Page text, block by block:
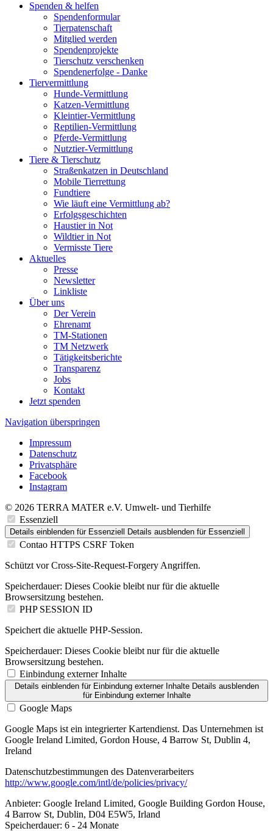
Spenden & helfen
Spendenformular
Tierpatenschaft
Mitglied werden
Spendenprojekte
Tierschutz verschenken
Spendenerfolge - Danke
Tiervermittlung
Hunde-Vermittlung
Katzen-Vermittlung
Kleintier-Vermittlung
Reptilien-Vermittlung
Pferde-Vermittlung
Nutztier-Vermittlung
Tiere & Tierschutz
Straßenkatzen in Deutschland
Mobile Tierrettung
Fundtiere
Wie läuft eine Vermittlung ab?
Erfolgsgeschichten
Haustier in Not
Wildtier in Not
Vermisste Tiere
Aktuelles
Presse
Newsletter
Linkliste
Über uns
Der Verein
Ehrenamt
TM-Stationen
TM Netzwerk
Tätigkeitsberichte
Transparenz
Jobs
Kontakt
Jetzt spenden
Navigation überspringen
Impressum
Datenschutz
Privatsphäre
Facebook
Instagram
© 2026 TERRA MATER e.V. Umwelt- und Tierhilfe
Essenziell
Details einblenden für Essenziell Details ausblenden für Essenziell
Contao HTTPS CSRF Token
Schützt vor Cross-Site-Request-Forgery Angriffen.
Speicherdauer: Dieses Cookie bleibt nur für die aktuelle
Browsersitzung bestehen.
PHP SESSION ID
Speichert die aktuelle PHP-Session.
Speicherdauer: Dieses Cookie bleibt nur für die aktuelle
Browsersitzung bestehen.
Einbindung externer Inhalte
Details einblendenfür Einbindung externer Inhalte Details ausblenden
für Einbindung externer Inhalte
Google Maps
Google Maps ist ein integrierter Kartendienst. Das Unternehmen ist
Google Ireland Limited, Gordon House, 4 Barrow St, Dublin 4,
Ireland
Datenschutzbestimmungen des Datenverarbeiters
http://www.google.com/intl/de/policies/privacy/
Anbieter: Google Ireland Limited, Google Building Gordon House,
4 Barrow St, Dublin, D04 E5W5, Irland
Speicherdauer: 6 - 24 Monate